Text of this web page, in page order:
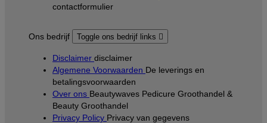
contactformulier
Ons bedrijf Toggle ons bedrijf links 
Disclaimer disclaimer
Algemene Voorwaarden De leverings en
betalingsvoorwaarden
Over ons Beautywaves Pedicure Groothandel &
Beauty Groothandel
Privacy Policy Privacy van gegevens